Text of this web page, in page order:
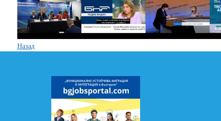
Назад